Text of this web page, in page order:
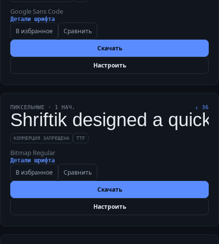
Google Sans Code
Детали шрифта
В избранное Сравнить
Скачать
Настроить
ПИКСЕЛЬНЫЕ · 1 НАЧ. ↓ 36
Shriftik designed a
КОММЕРЦИЯ ЗАПРЕЩЕНА TTF
Bitmap Regular
Детали шрифта
В избранное Сравнить
Скачать
Настроить